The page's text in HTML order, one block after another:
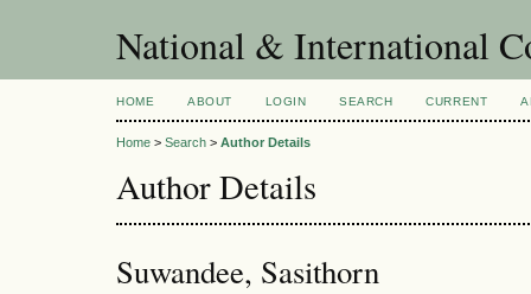
National & International
HOME ABOUT LOGIN SEARCH CURRENT
Home > Search > Author Details
Author Details
Suwandee, Sasithorn